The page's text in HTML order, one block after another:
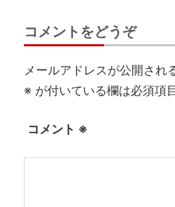
コメントをどうぞ
メールアドレスが公開され
※ が付いている欄は必須項
コメント ※